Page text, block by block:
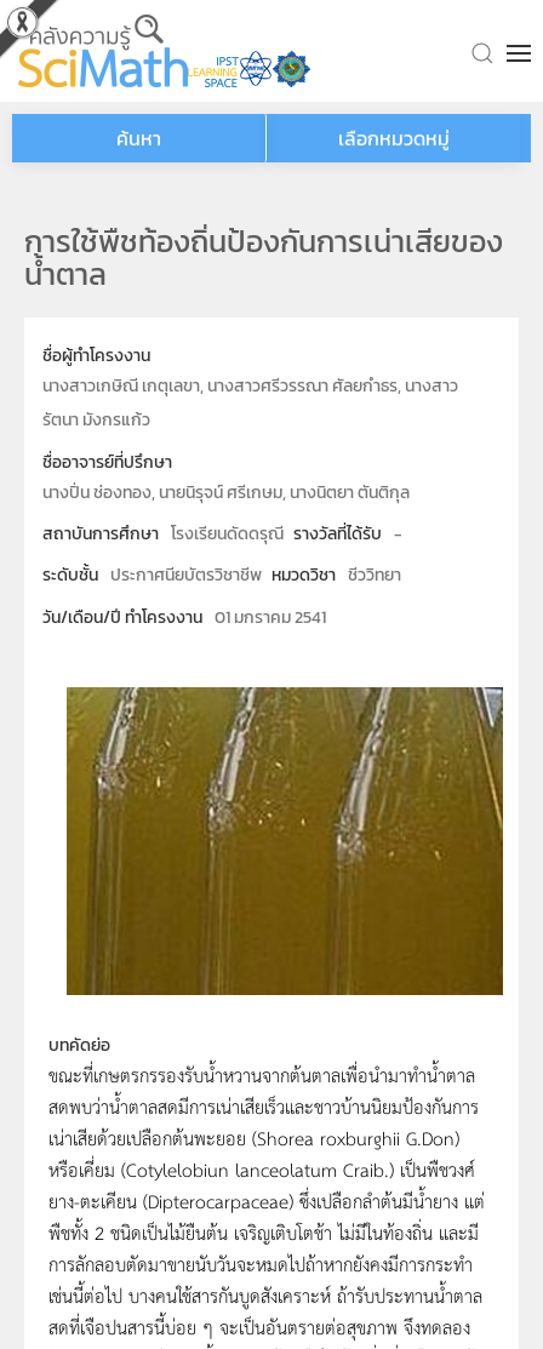
Skip to main content
ค้นหา เลือกหมวดหมู่
การใช้พืชท้องถิ่นป้องกันการเน่าเสียของ
น้ำตาล
ชื่อผู้ทำโครงงาน
นางสาวเกษิณี เกตุเลขา, นางสาวศรีวรรณา ศัลยกำธร, นางสาว
รัตนา มังกรแก้ว
ชื่ออาจารย์ที่ปรึกษา
นางปิ่น ช่องทอง, นายนิรุจน์ ศรีเกษม, นางนิตยา ตันติกุล
สถาบันการศึกษา โรงเรียนดัดดรุณี รางวัลที่ได้รับ -
ระดับชั้น ประกาศนียบัตรวิชาชีพ หมวดวิชา ชีววิทยา
วัน/เดือน/ปี ทำโครงงาน 01 มกราคม 2541
บทคัดย่อ
ขณะที่เกษตรกรรองรับน้ำหวานจากต้นตาลเพื่อนำมาทำน้ำตาล
สดพบว่าน้ำตาลสดมีการเน่าเสียเร็วและชาวบ้านนิยมป้องกันการ
เน่าเสียด้วยเปลือกต้นพะยอย (Shorea roxburghii G.Don)
หรือเคี่ยม (Cotylelobiun lanceolatum Craib.) เป็นพืชวงศ์
ยาง-ตะเคียน (Dipterocarpaceae) ซึ่งเปลือกลำต้นมีน้ำยาง แต่
พืชทั้ง 2 ชนิดเป็นไม้ยืนต้น เจริญเติบโตช้า ไม่มีในท้องถิ่น และมี
การลักลอบตัดมาขายนับวันจะหมดไปถ้าหากยังคงมีการกระทำ
เช่นนี้ต่อไป บางคนใช้สารกันบูดสังเคราะห์ ถ้ารับประทานน้ำตาล
สดที่เจือปนสารนี้บ่อย ๆ จะเป็นอันตรายต่อสุขภาพ จึงทดลอง